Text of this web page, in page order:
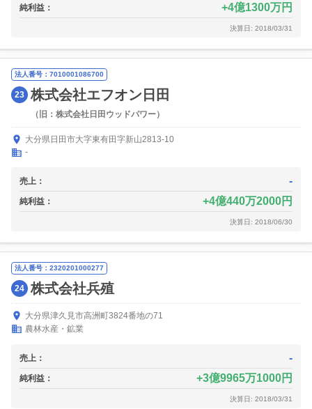
純利益： 4億1300万円
決算日: 2018/03/31
法人番号：7010001086700
23 株式会社エフオン日田
（旧：株式会社日田ウッドパワー）
大分県日田市大字東有田字新山2813-10
-
売上： -
純利益： 4億440万2000円
決算日: 2018/06/30
法人番号：2320201000277
24 株式会社兵殖
大分県津久見市高洲町3824番地の71
農林水産・鉱業
売上： -
純利益： 3億9965万1000円
決算日: 2018/03/31